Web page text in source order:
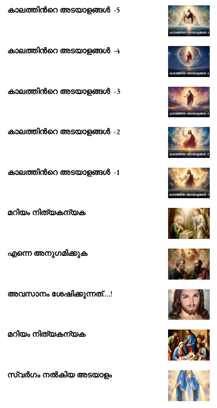
കാലത്തിൻറെ അടയാളങ്ങൾ -5
കാലത്തിൻറെ അടയാളങ്ങൾ -4
കാലത്തിൻറെ അടയാളങ്ങൾ -3
കാലത്തിൻറെ അടയാളങ്ങൾ -2
കാലത്തിൻറെ അടയാളങ്ങൾ -1
മറിയം നിത്യകന്യക
എന്നെ അനുഗമിക്കുക
അവസാനം ശേഷിക്കുന്നത്….!
മറിയം നിത്യകന്യക
സ്വർഗം നൽകിയ അടയാളം